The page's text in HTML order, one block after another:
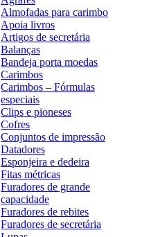
Almofadas para carimbo
Apoia livros
Artigos de secretária
Balanças
Bandeja porta moedas
Carimbos
Carimbos – Fórmulas
especiais
Clips e pioneses
Cofres
Conjuntos de impressão
Datadores
Esponjeira e dedeira
Fitas métricas
Furadores de grande
capacidade
Furadores de rebites
Furadores de secretária